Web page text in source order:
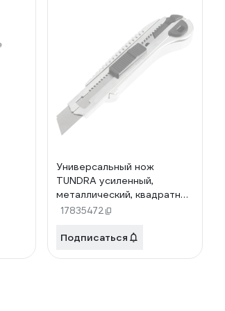
Универсальный нож
TUNDRA усиленный,
металлический, квадратный
фиксатор, 18 мм 2812970
17835472
Подписаться